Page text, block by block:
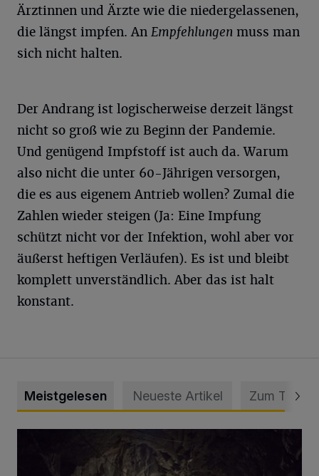
Ärztinnen und Ärzte wie die niedergelassenen,
die längst impfen. An Empfehlungen muss man
sich nicht halten.
Der Andrang ist logischerweise derzeit längst
nicht so groß wie zu Beginn der Pandemie.
Und genügend Impfstoff ist auch da. Warum
also nicht die unter 60-Jährigen versorgen,
die es aus eigenem Antrieb wollen? Zumal die
Zahlen wieder steigen (Ja: Eine Impfung
schützt nicht vor der Infektion, wohl aber vor
äußerst heftigen Verläufen). Es ist und bleibt
komplett unverständlich. Aber das ist halt
konstant.
Meistgelesen Neueste Artikel Zum Thema